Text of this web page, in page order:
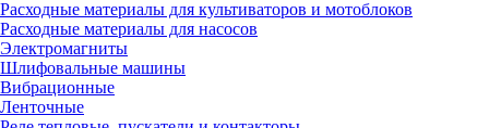
Расходные материалы для культиваторов и мотоблоков
Расходные материалы для насосов
Электромагниты
Шлифовальные машины
Вибрационные
Ленточные